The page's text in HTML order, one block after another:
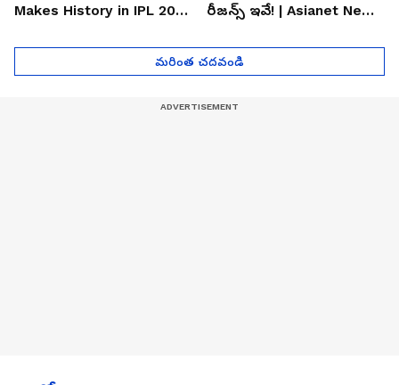
Makes History in IPL 2026
రీజన్స్ ఇవే! | Asianet News
మరింత చదవండి